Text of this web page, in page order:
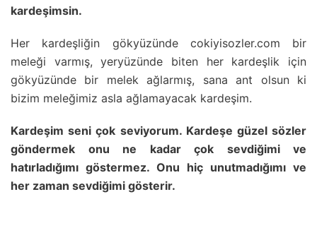
kardeşimsin.
Her kardeşliğin gökyüzünde cokiyisozler.com bir
meleği varmış, yeryüzünde biten her kardeşlik için
gökyüzünde bir melek ağlarmış, sana ant olsun ki
bizim meleğimiz asla ağlamayacak kardeşim.
Kardeşim seni çok seviyorum. Kardeşe güzel sözler
göndermek onu ne kadar çok sevdiğimi ve
hatırladığımı göstermez. Onu hiç unutmadığımı ve
her zaman sevdiğimi gösterir.